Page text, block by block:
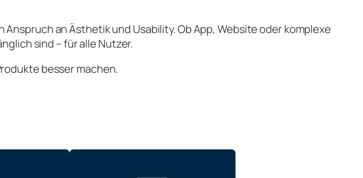
an Ästhetik und Usability. Ob App, Website oder komplexe
sind – für alle Nutzer.
besser machen.